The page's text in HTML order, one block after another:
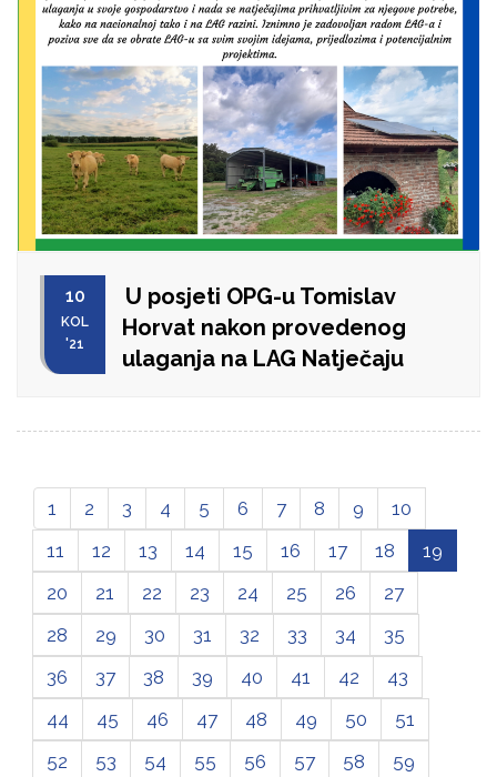
10
KOL
'21
U posjeti OPG-u Tomislav
Horvat nakon provedenog
ulaganja na LAG Natječaju
1 2 3 4 5 6 7 8 9
10
11
12 13 14 15 16 17 18
19
20
21 22 23 24 25 26
27
28
29 30 31 32 33 34
35
36
37 38 39 40 41 42
43
44
45 46 47 48 49 50
51
52
53 54 55 56 57 58
59